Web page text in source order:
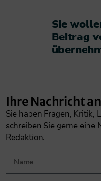
Sie
Beitrag
Ihre Nachricht
Sie haben Fragen, Kritik,
schreiben Sie gerne eine
Redaktion.